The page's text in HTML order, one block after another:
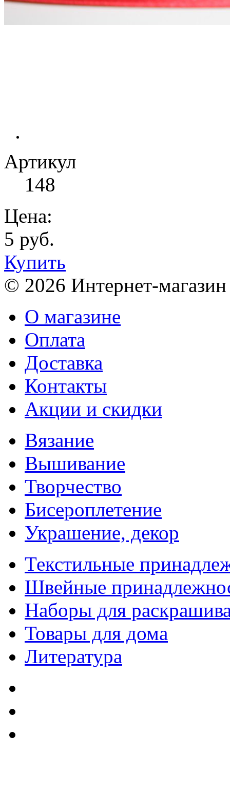
Артикул
148
Цена:
5 руб.
Купить
© 2026 Интернет-
О магазине
Оплата
Доставка
Контакты
Акции и скидки
Вязание
Вышивание
Творчество
Бисероплетение
Украшение, декор
Текстильные
Швейные
Наборы для
Товары для дома
Литература